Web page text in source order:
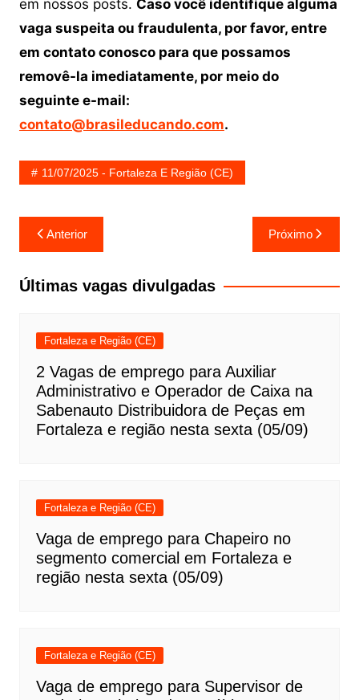
em nossos posts. Caso você identifique alguma
vaga suspeita ou fraudulenta, por favor, entre
em contato conosco para que possamos
removê-la imediatamente, por meio do
seguinte e-mail:
contato@brasileducando.com.
11/07/2025 - Fortaleza E Região (CE)
Navegação
de
Post
Anterior Próximo
Últimas vagas divulgadas
Fortaleza e Região (CE)
2 Vagas de emprego para Auxiliar
Administrativo e Operador de Caixa na
Sabenauto Distribuidora de Peças em
Fortaleza e região nesta sexta (05/09)
Fortaleza e Região (CE)
Vaga de emprego para Chapeiro no
segmento comercial em Fortaleza e
região nesta sexta (05/09)
Fortaleza e Região (CE)
Vaga de emprego para Supervisor de